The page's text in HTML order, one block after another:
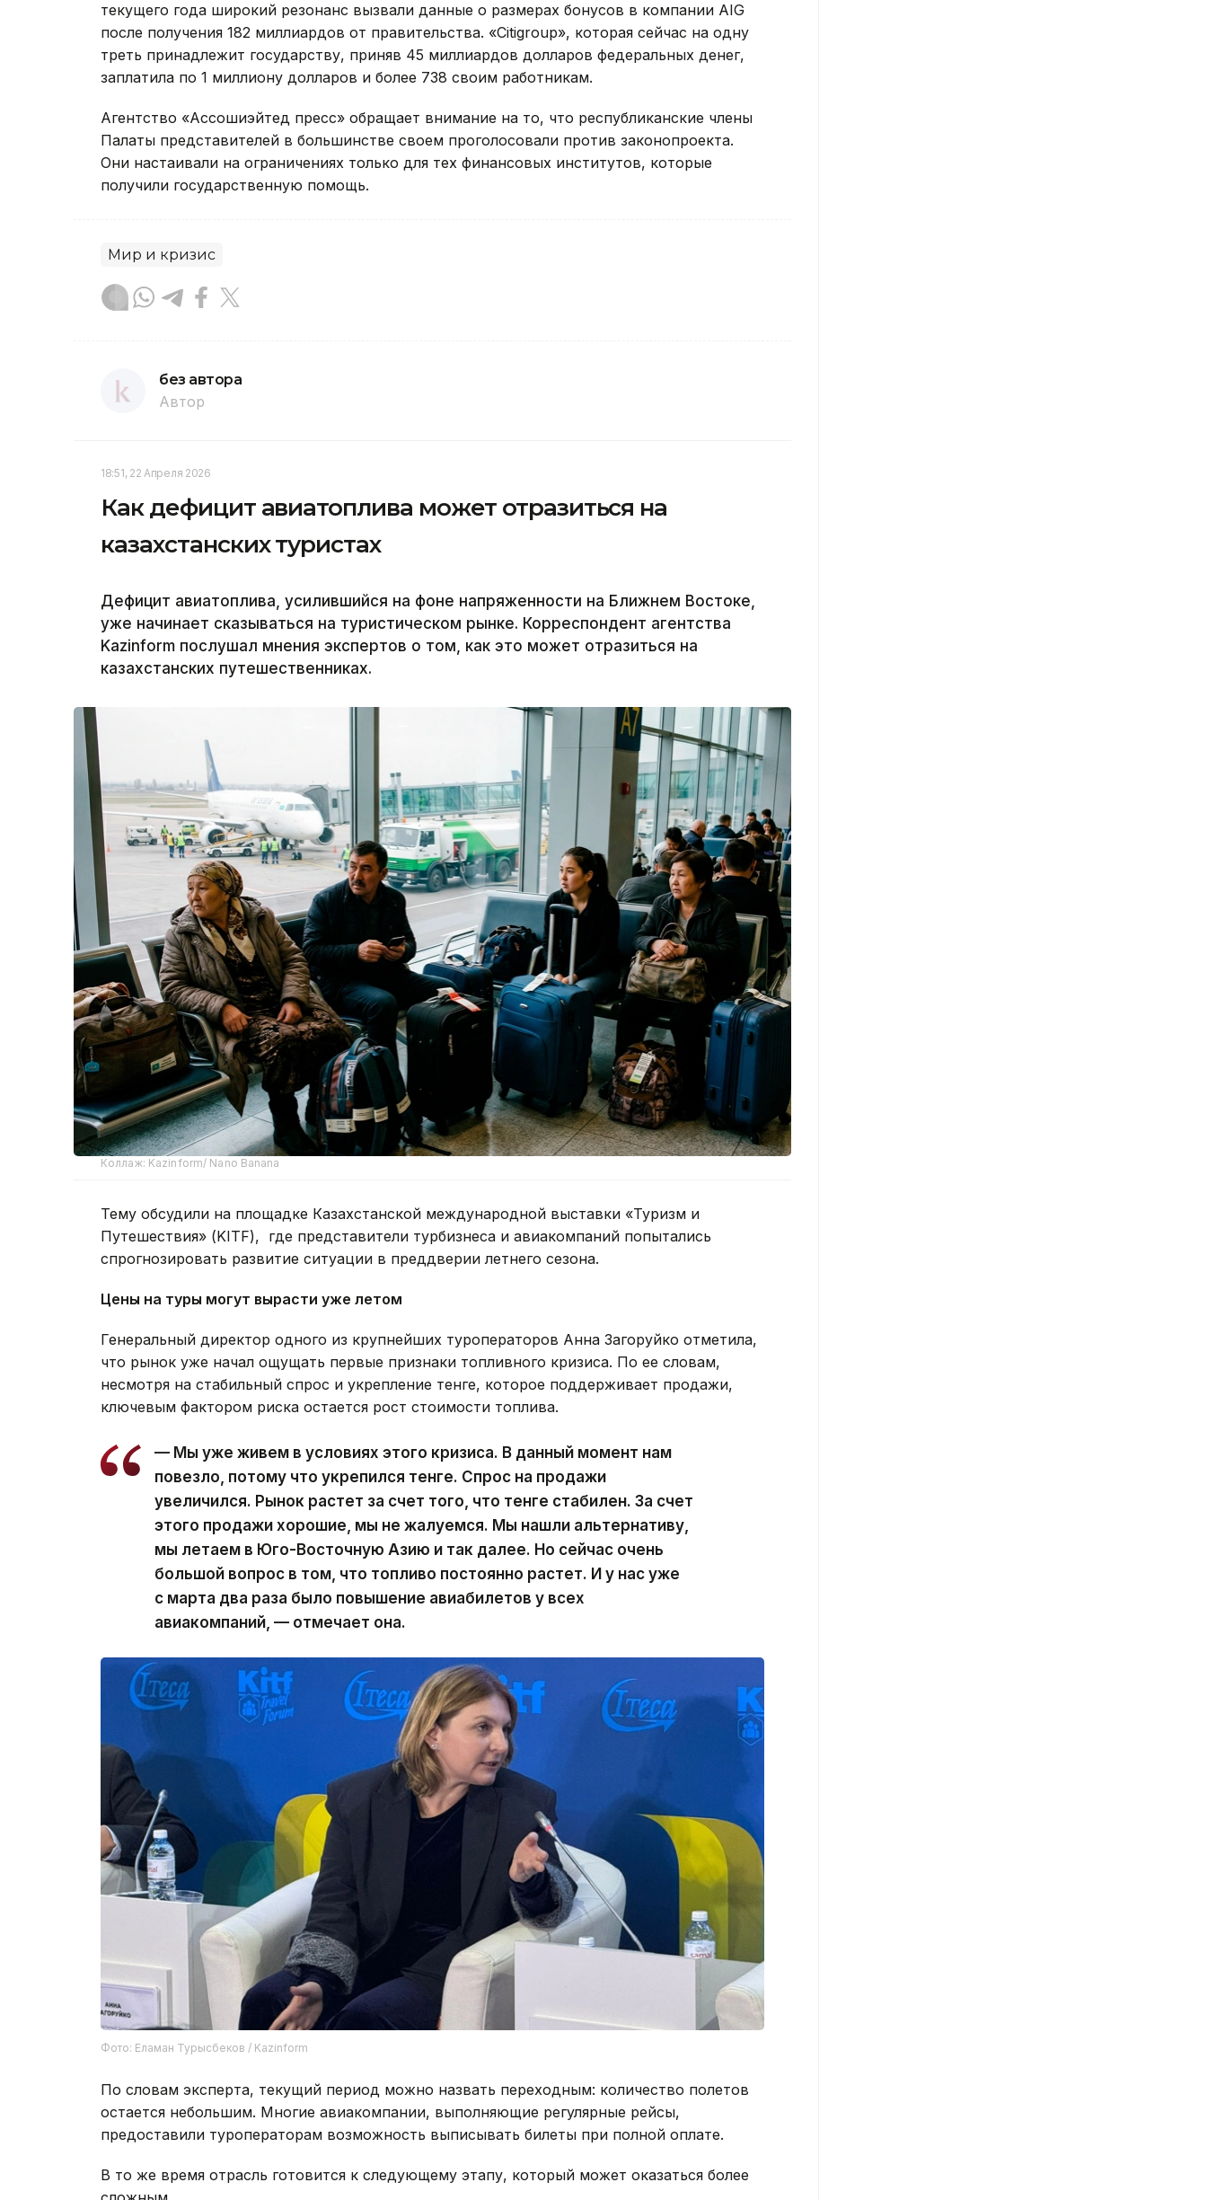
текущего года широкий резонанс вызвали данные о размерах бонусов в компании AIG
после получения 182 миллиардов от правительства. «Citigroup», которая сейчас на одну
треть принадлежит государству, приняв 45 миллиардов долларов федеральных денег,
заплатила по 1 миллиону долларов и более 738 своим работникам.
Агентство «Ассошиэйтед пресс» обращает внимание на то, что республиканские члены
Палаты представителей в большинстве своем проголосовали против законопроекта.
Они настаивали на ограничениях только для тех финансовых институтов, которые
получили государственную помощь.
Мир и кризис
без автора
Автор
18:51, 22 Апреля 2026
Как дефицит авиатоплива может отразиться на
казахстанских туристах
Дефицит авиатоплива, усилившийся на фоне напряженности на Ближнем Востоке,
уже начинает сказываться на туристическом рынке. Корреспондент агентства
Kazinform послушал мнения экспертов о том, как это может отразиться на
казахстанских путешественниках.
Коллаж: Kazinform/ Nano Banana
Тему обсудили на площадке Казахстанской международной выставки «Туризм и
Путешествия» (KITF), где представители турбизнеса и авиакомпаний попытались
спрогнозировать развитие ситуации в преддверии летнего сезона.
Цены на туры могут вырасти уже летом
Генеральный директор одного из крупнейших туроператоров Анна Загоруйко отметила,
что рынок уже начал ощущать первые признаки топливного кризиса. По ее словам,
несмотря на стабильный спрос и укрепление тенге, которое поддерживает продажи,
ключевым фактором риска остается рост стоимости топлива.
— Мы уже живем в условиях этого кризиса. В данный момент нам
повезло, потому что укрепился тенге. Спрос на продажи
увеличился. Рынок растет за счет того, что тенге стабилен. За счет
этого продажи хорошие, мы не жалуемся. Мы нашли альтернативу,
мы летаем в Юго-Восточную Азию и так далее. Но сейчас очень
большой вопрос в том, что топливо постоянно растет. И у нас уже
с марта два раза было повышение авиабилетов у всех
авиакомпаний, — отмечает она.
Фото: Еламан Турысбеков / Kazinform
По словам эксперта, текущий период можно назвать переходным: количество полетов
остается небольшим. Многие авиакомпании, выполняющие регулярные рейсы,
предоставили туроператорам возможность выписывать билеты при полной оплате.
В то же время отрасль готовится к следующему этапу, который может оказаться более